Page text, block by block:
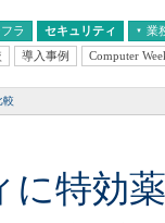
ラ セキュリティ 業
ズAI 経営とIT
導入事例 Computer
較
に特効